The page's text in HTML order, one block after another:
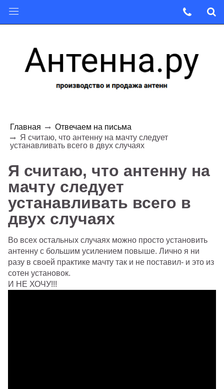
Главная
Отвечаем на письма
Я считаю, что антенну на мачту следует
устанавливать всего в двух случаях
Я считаю, что антенну на
мачту следует
устанавливать всего в
двух случаях
Во всех остальных случаях можно просто установить
антенну с большим усилением повыше. Лично я ни
разу в своей практике мачту так и не поставил- и это из
сотен установок.
И НЕ ХОЧУ!!!